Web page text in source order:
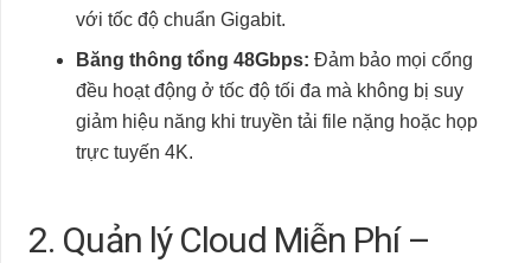
với tốc độ chuẩn Gigabit.
Băng thông tổng 48Gbps: Đảm bảo mọi cổng
đều hoạt động ở tốc độ tối đa mà không bị suy
giảm hiệu năng khi truyền tải file nặng hoặc họp
trực tuyến 4K.
2. Quản lý Cloud Miễn Phí –